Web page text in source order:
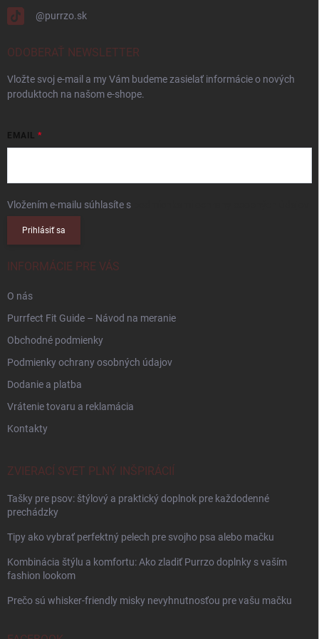
@purrzo.sk
ODOBERAŤ NEWSLETTER
Vložte svoj e-mail a my Vám budeme zasielať informácie o nových
produktoch na našom e-shope.
EMAIL
Vložením e-mailu súhlasíte s
Prihlásiť sa
INFORMÁCIE PRE VÁS
O nás
Purrfect Fit Guide – Návod na meranie
Obchodné podmienky
Podmienky ochrany osobných údajov
Dodanie a platba
Vrátenie tovaru a reklamácia
Kontakty
ZVIERACÍ SVET PLNÝ INŠPIRÁCIÍ
Tašky pre psov: štýlový a praktický doplnok pre každodenné
prechádzky
Tipy ako vybrať perfektný pelech pre svojho psa alebo mačku
Kombinácia štýlu a komfortu: Ako zladiť Purrzo doplnky s vaším
fashion lookom
Prečo sú whisker-friendly misky nevyhnutnosťou pre vašu mačku